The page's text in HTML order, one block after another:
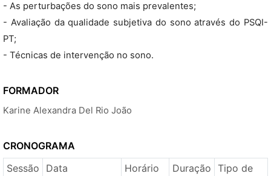
- As perturbações do sono mais prevalentes;
- Avaliação da qualidade subjetiva do sono através do PSQI-
PT;
- Técnicas de intervenção no sono.
FORMADOR
Karine Alexandra Del Rio João
CRONOGRAMA
Sessão
Data Horário Duração Tipo de